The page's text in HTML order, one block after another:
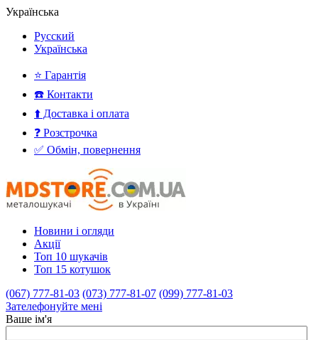
Українська
Русский
Українська
⭐ Гарантія
☎️ Контакти
⬆️ Доставка і оплата
❓ Розстрочка
✅ Обмін, повернення
Новини і огляди
Акції
Топ 10 шукачів
Топ 15 котушок
(067) 777-81-03 (073) 777-81-07 (099) 777-81-03
Зателефонуйте мені
Ваше ім'я